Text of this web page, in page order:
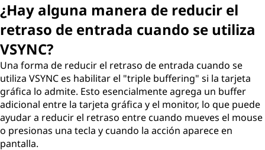
¿Hay alguna manera de reducir el
retraso de entrada cuando se utiliza
VSYNC?
Una forma de reducir el retraso de entrada cuando se
utiliza VSYNC es habilitar el "triple buffering" si la tarjeta
gráfica lo admite. Esto esencialmente agrega un buffer
adicional entre la tarjeta gráfica y el monitor, lo que puede
ayudar a reducir el retraso entre cuando mueves el mouse
o presionas una tecla y cuando la acción aparece en
pantalla.